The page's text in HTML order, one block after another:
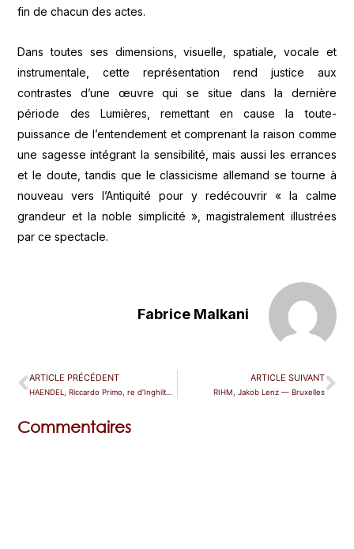
fin de chacun des actes.
Dans toutes ses dimensions, visuelle, spatiale, vocale et
instrumentale, cette représentation rend justice aux
contrastes d’une œuvre qui se situe dans la dernière
période des Lumières, remettant en cause la toute-
puissance de l’entendement et comprenant la raison comme
une sagesse intégrant la sensibilité, mais aussi les errances
et le doute, tandis que le classicisme allemand se tourne à
nouveau vers l’Antiquité pour y redécouvrir « la calme
grandeur et la noble simplicité », magistralement illustrées
par ce spectacle.
Fabrice Malkani
ARTICLE PRÉCÉDENT ARTICLE SUIVANT
RIHM, Jakob Lenz — Bruxelles
Commentaires